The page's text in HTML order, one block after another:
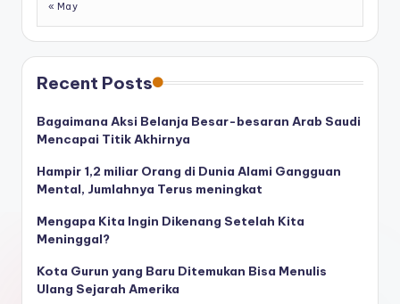
« May
Recent Posts
Bagaimana Aksi Belanja Besar-besaran Arab Saudi
Mencapai Titik Akhirnya
Hampir 1,2 miliar Orang di Dunia Alami Gangguan
Mental, Jumlahnya Terus meningkat
Mengapa Kita Ingin Dikenang Setelah Kita
Meninggal?
Kota Gurun yang Baru Ditemukan Bisa Menulis
Ulang Sejarah Amerika